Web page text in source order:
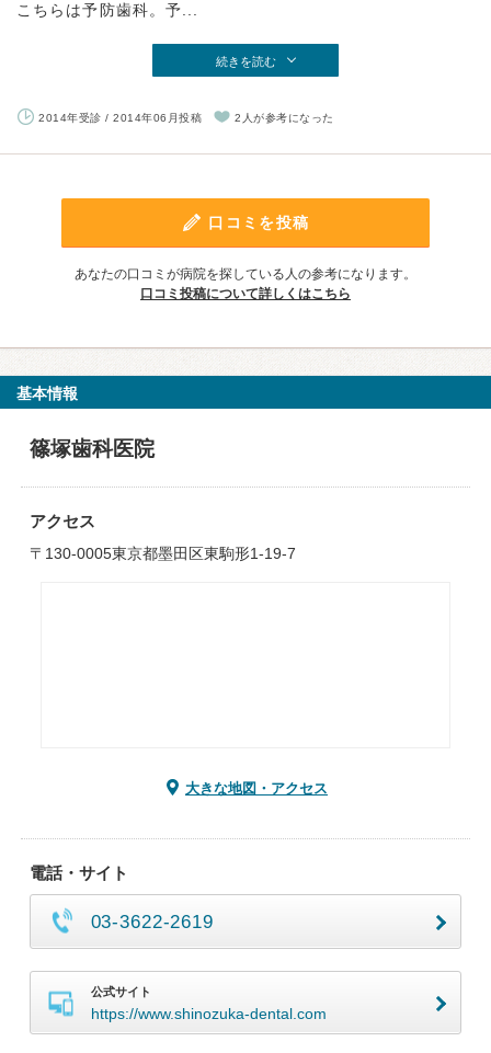
こちらは予防歯科。予...
続きを読む
2014年受診 / 2014年06月投稿 2人が参考になった
口コミを投稿
あなたの口コミが病院を探している人の参考になります。
口コミ投稿について詳しくはこちら
基本情報
篠塚歯科医院
アクセス
〒130-0005東京都墨田区東駒形1-19-7
大きな地図・アクセス
電話・サイト
03-3622-2619
公式サイト
https://www.shinozuka-dental.com